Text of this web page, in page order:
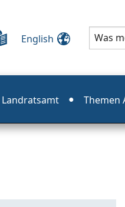
English
Landratsamt Themen